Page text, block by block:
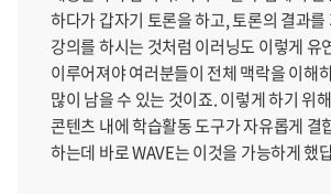
하다가 갑자기 토론을 하고, 토론의 결과를
강의를 하시는 것처럼 이러닝도 이렇게 유
이루어져야 여러분들이 전체 맥락을 이해
많이 남을 수 있는 것이죠. 이렇게 하기 위
콘텐츠 내에 학습활동 도구가 자유롭게 결
하는데 바로 WAVE는 이것을 가능하게 했